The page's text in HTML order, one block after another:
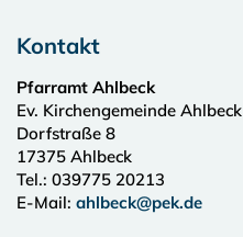
Kontakt
Pfarramt Ahlbeck
Ev. Kirchengemeinde Ahlbeck
Dorfstraße 8
17375 Ahlbeck
Tel.: 039775 20213
E-Mail: ahlbeck@pek.de